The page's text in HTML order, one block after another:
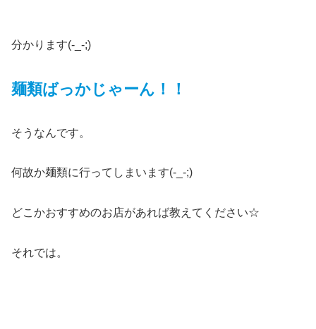
分かります(-_-;)
麺類ばっかじゃーん！！
そうなんです。
何故か麺類に行ってしまいます(-_-;)
どこかおすすめのお店があれば教えてください☆
それでは。